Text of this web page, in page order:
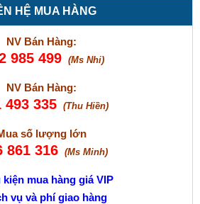
HỆ MUA HÀNG
NV Bán Hàng:
985 499 (Ms Nhi)
NV Bán Hàng:
493 335 (Thu Hiền)
số lượng lớn
861 316 (Ms Minh)
mua hàng giá VIP
vụ và phí giao hàng